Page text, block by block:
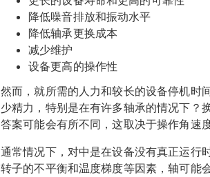
降低噪音排放和振动水平
降低轴承更换成本
减少维护
设备更高的操作性
然而，就所需的人力和较长的设备停机时
少精力，特别是在有许多轴承的情况下？
答案可能会有所不同，这取决于操作角速
通常情况下，对中是在设备没有真正运行
转子的不平衡和温度梯度等因素，轴可能